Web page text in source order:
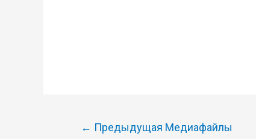
Навигация
← Предыдущая Медиафайлы